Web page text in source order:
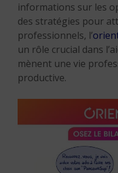
informations sur les
des stratégies pour
professionnels, l’
un rôle crucial dans
mènent une vie
productive.